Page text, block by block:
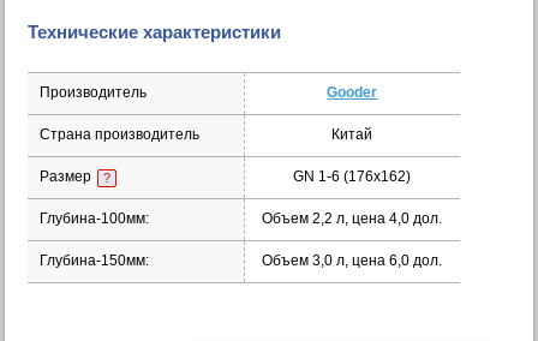
Технические характеристики
Производитель Gooder
Страна производитель Китай
Размер ? GN 1-6 (176х162)
Глубина-100мм: Объем 2,2 л, цена 4,0 дол.
Глубина-150мм: Объем 3,0 л, цена 6,0 дол.